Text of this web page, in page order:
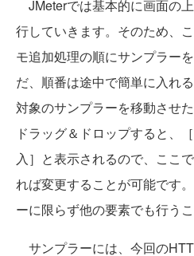
JMeterでは基本的に画面の
行していきます。そのため、
モ追加処理の順にサンプラー
だ、順番は途中で簡単に入れ
対象のサンプラーを移動させ
ドラッグ＆ドロップすると、
入］と表示されるので、ここ
れば変更することが可能です
ーに限らず他の要素でも行うこ
サンプラーには、今回の